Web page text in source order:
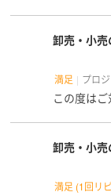
卸売・小
満足
プロ
この度は
卸売・小
満足 (1回リ